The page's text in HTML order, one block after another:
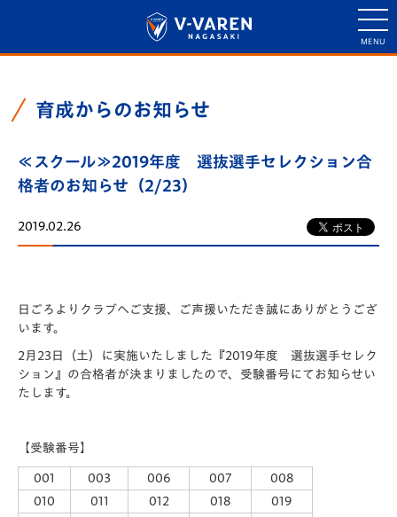
育成からのお知らせ
≪スクール≫2019年度 選抜選手セレクション合
格者のお知らせ（2/23）
2019.02.26
日ごろよりクラブへご支援、ご声援いただき誠にありがとうござ
います。
2月23日（土）に実施いたしました『2019年度 選抜選手セレク
ション』の合格者が決まりましたので、受験番号にてお知らせい
たします。
【受験番号】
001 003 006 007
008
010
011 012 018
019